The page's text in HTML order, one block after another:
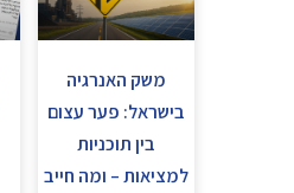
משק האנרגיה
בישראל: פער עצום
בין תוכניות
למציאות – ומה חייב